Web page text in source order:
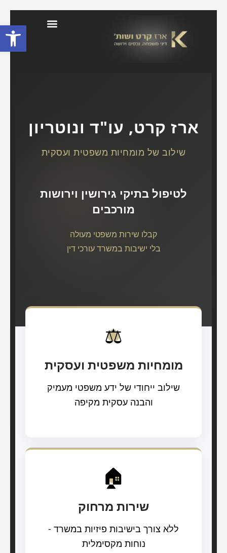
פתח
ארז קרט, עו"ד ונוטריון
שילוב של מומחיות משפטית ועסקית
לטיפול בתיקי גירושין וירושות
מורכבים
קבלו שירות משפטי מעולה
בלי ישיבות במשרד עורכי דין
⚖️
מומחיות משפטית ועסקית
שילוב ייחודי של ידע משפטי מעמיק
והבנה עסקית מקיפה
🏠
שירות מרחוק
ללא צורך בישיבות פיזיות במשרד -
נוחות מקסימלית